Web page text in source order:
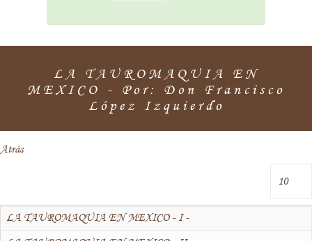
LA TAUROMAQUIA EN
MEXICO - Por: Don Francisco
López Izquierdo
Atrás
LA TAUROMAQUIA EN MEXICO - I -